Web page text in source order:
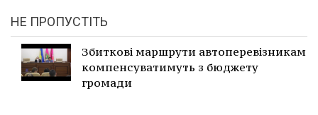
НЕ ПРОПУСТІТЬ
Збиткові маршрути автоперевізникам
компенсуватимуть з бюджету
громади